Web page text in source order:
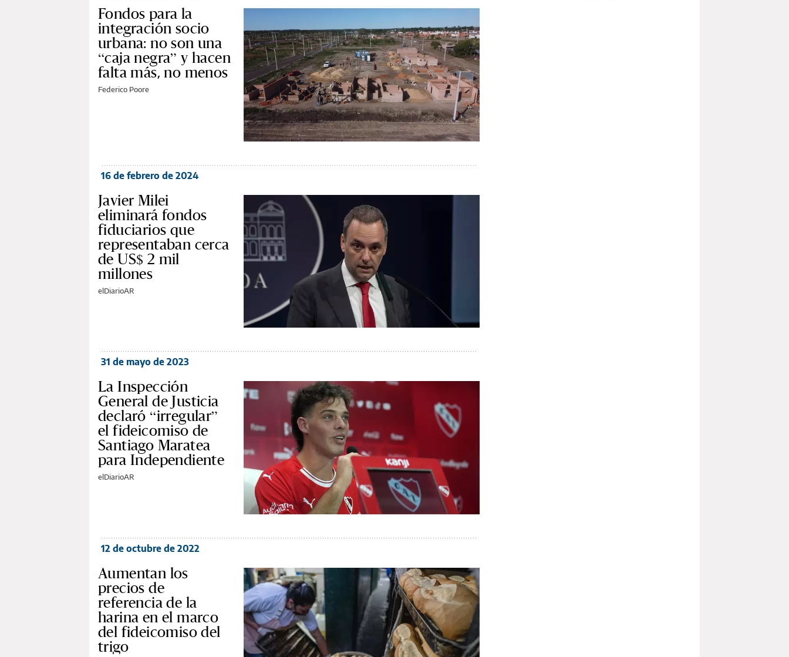
Fondos para la
integración socio
urbana: no son una
“caja negra” y hacen
falta más, no menos
Federico Poore
16 de febrero de 2024
Javier Milei
eliminará fondos
fiduciarios que
representaban cerca
de US$ 2 mil
millones
elDiarioAR
31 de mayo de 2023
La Inspección
General de Justicia
declaró “irregular”
el fideicomiso de
Santiago Maratea
para Independiente
elDiarioAR
12 de octubre de 2022
Aumentan los
precios de
referencia de la
harina en el marco
del fideicomiso del
trigo